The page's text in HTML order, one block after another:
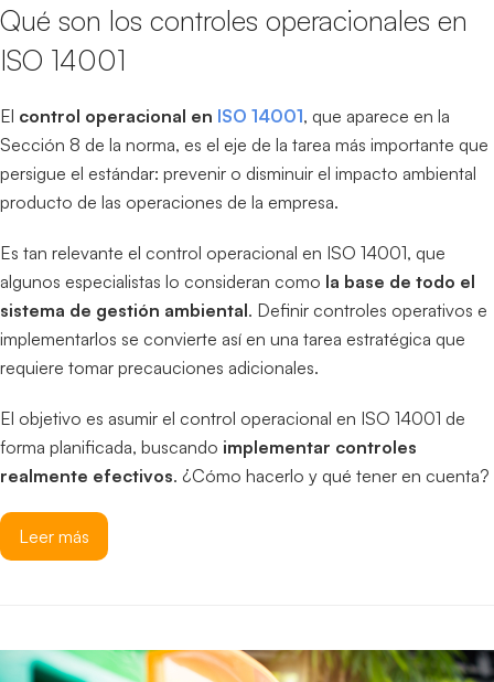
Qué son los controles operacionales en
ISO 14001
El control operacional en ISO 14001, que aparece en la
Sección 8 de la norma, es el eje de la tarea más importante que
persigue el estándar: prevenir o disminuir el impacto ambiental
producto de las operaciones de la empresa.
Es tan relevante el control operacional en ISO 14001, que
algunos especialistas lo consideran como la base de todo el
sistema de gestión ambiental. Definir controles operativos e
implementarlos se convierte así en una tarea estratégica que
requiere tomar precauciones adicionales.
El objetivo es asumir el control operacional en ISO 14001 de
forma planificada, buscando implementar controles
realmente efectivos. ¿Cómo hacerlo y qué tener en cuenta?
Leer más